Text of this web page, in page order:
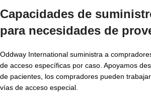
Capacidades de
para necesidades de
Oddway International suministra a
de acceso específicas por caso. Apoyamos
de pacientes, los compradores pueden
vías de acceso especial.